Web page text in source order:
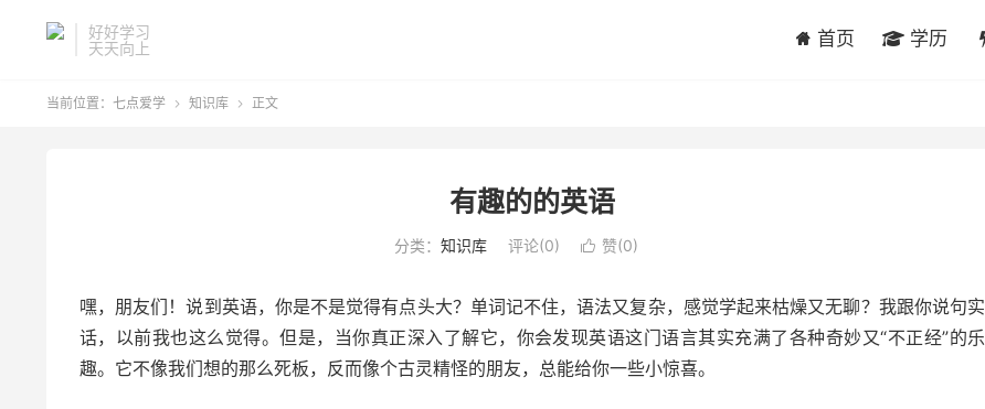
好好学习
天天向上
首页 学历
当前位置： 七点爱学  知识库  正文
有趣的的英语
分类： 知识库 评论(0)  赞(0)
嘿，朋友们！说到英语，你是不是觉得有点头大？单词记不住，语法又复杂，感觉学起来枯燥又无聊？我跟你说句实
话，以前我也这么觉得。但是，当你真正深入了解它，你会发现英语这门语言其实充满了各种奇妙又“不正经”的乐
趣。它不像我们想的那么死板，反而像个古灵精怪的朋友，总能给你一些小惊喜。